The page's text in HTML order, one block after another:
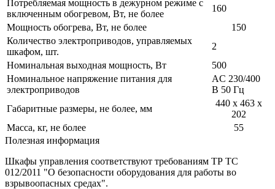
Потребляемая мощность в дежурном режиме с
включенным обогревом, Вт, не более
160
Мощность обогрева, Вт, не более
150
Количество электроприводов, управляемых
шкафом, шт.
2
Номинальная выходная мощность, Вт
500
Номинальное напряжение питания для
электроприводов
AC 230/400
В 50 Гц
Габаритные размеры, не более, мм
440 х 463 х
202
Масса, кг, не более
55
Полезная информация
Шкафы управления соответствуют требованиям ТР ТС
012/2011 "О безопасности оборудования для работы во
взрывоопасных средах".